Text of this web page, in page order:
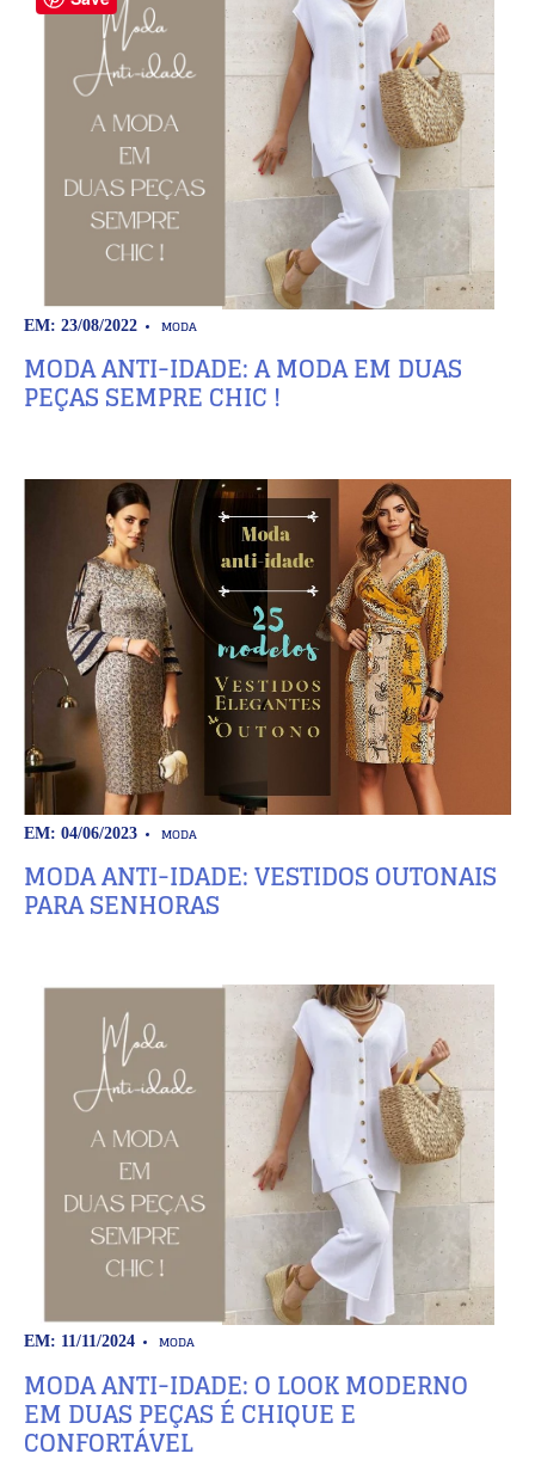
EM: 23/08/2022 MODA
MODA ANTI-IDADE: A MODA EM DUAS
PEÇAS SEMPRE CHIC !
EM: 04/06/2023 MODA
MODA ANTI-IDADE: VESTIDOS OUTONAIS
PARA SENHORAS
EM: 11/11/2024 MODA
MODA ANTI-IDADE: O LOOK MODERNO
EM DUAS PEÇAS É CHIQUE E
CONFORTÁVEL